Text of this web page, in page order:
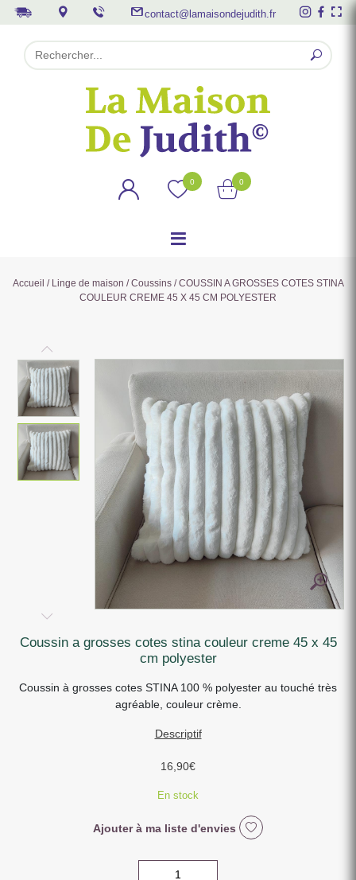
contact@lamaisondejudith.fr
0 0
Accueil / Linge de maison /Coussins/ COUSSIN A GROSSES COTES STINA
COULEUR CREME 45 X 45 CM POLYESTER
coussin a grosses cotes stina couleur creme 45 x 45
cm polyester
Coussin à grosses cotes STINA 100 % polyester au touché très
agréable, couleur crème.
Descriptif
16,90€
En stock
Ajouter à ma liste d'envies